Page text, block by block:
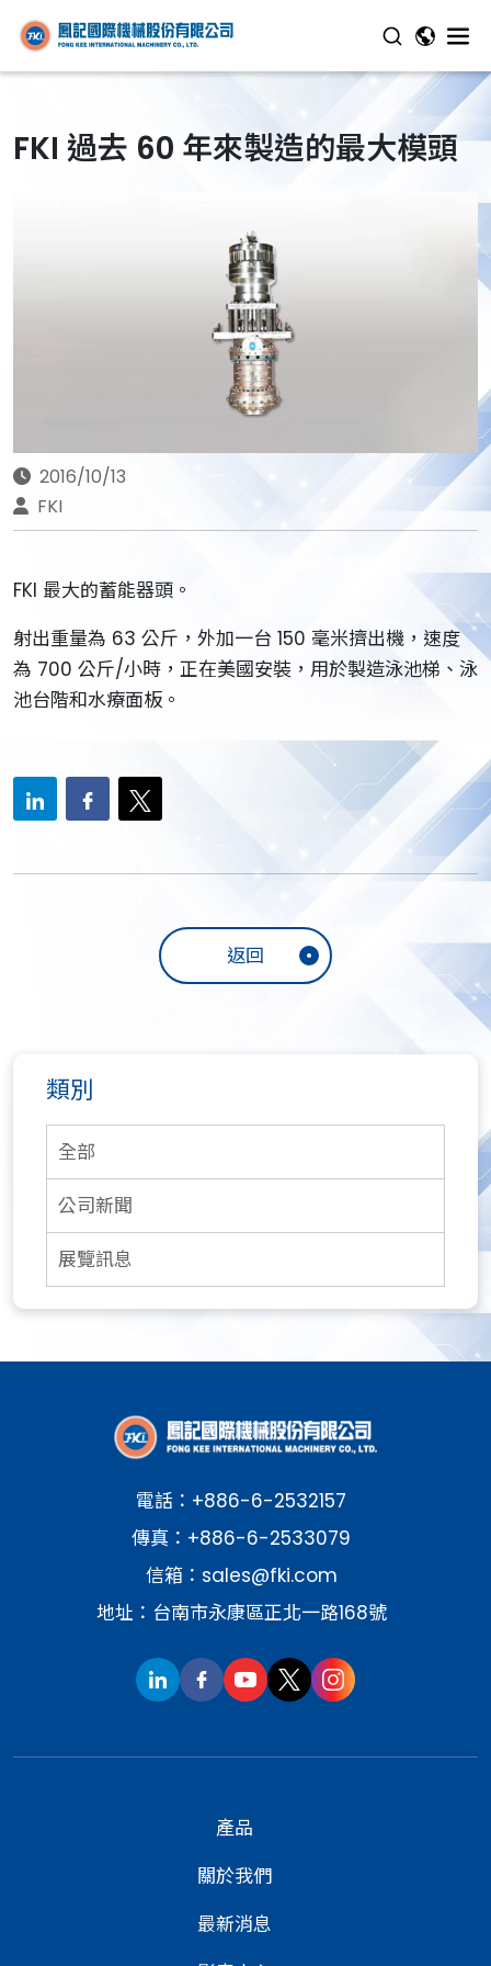
FKI 過去 60 年來製造的最大模頭
2016/10/13
FKI
FKI 最大的蓄能器頭。
射出重量為 63 公斤，外加一台 150 毫米擠出機，速度
為 700 公斤/小時，正在美國安裝，用於製造泳池梯、泳
池台階和水療面板。
返回
類別
全部
公司新聞
展覽訊息
電話： +886-6-2532157
傳真：+886-6-2533079
信箱： sales@fki.com
地址：台南市永康區正北一路168號
產品
關於我們
最新消息